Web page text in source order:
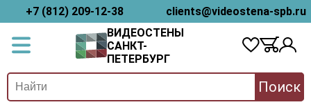
+7 (812) 209-12-38
clients@videostena-spb.ru
ВИДЕОСТЕНЫ
САНКТ-
ПЕТЕРБУРГ
Поиск